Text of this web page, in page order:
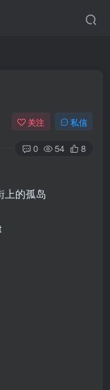
关注 私信
0 54 8
的孤岛